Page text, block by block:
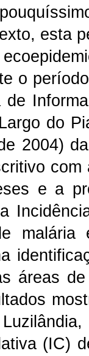
esta
o
do
2004)
e a
áreas
(IC)